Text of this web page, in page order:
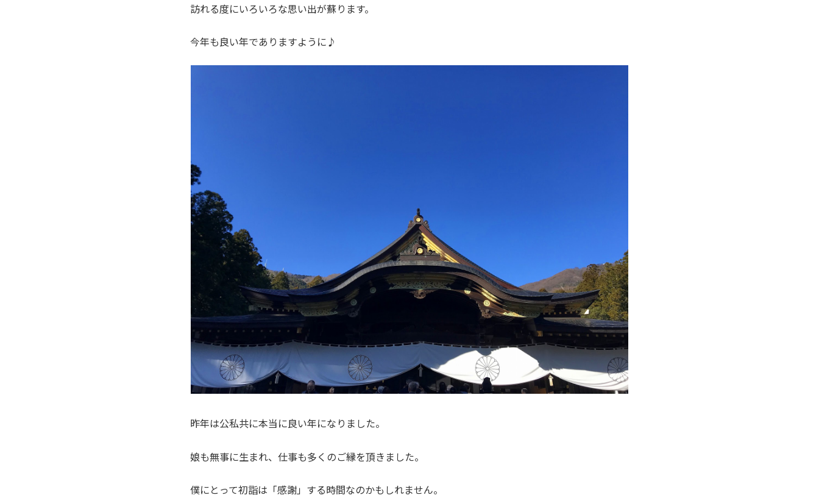
訪れる度にいろいろな思い出が蘇ります。
今年も良い年でありますように♪
昨年は公私共に本当に良い年になりました。
娘も無事に生まれ、仕事も多くのご縁を頂きました。
僕にとって初詣は「感謝」する時間なのかもしれません。